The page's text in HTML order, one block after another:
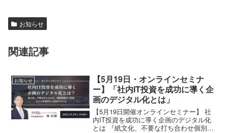
お知らせ
関連記事
お知らせ
【5月19日・オンラインセミナ
ー】「社内IT投資を成功に導く企
画のデジタル化とは」
【5月19日開催オンラインセミナー】 社
内IT投資を成功に導く企画のデジタル化
とは 『紙文化、不要な打ち合わせ個別最